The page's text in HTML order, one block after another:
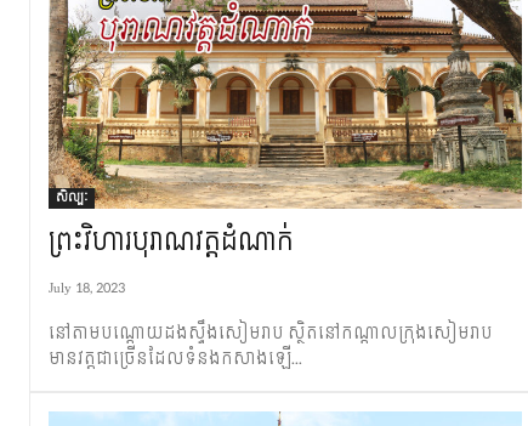
សិល្បៈ
ព្រះវិហារបុរាណវត្តដំណាក់
July 18, 2023
នៅ​តាម​បណ្តោយ​ដង​ស្ទឹង​សៀមរាប ស្ថិត​នៅ​កណ្តាល​ក្រុង​សៀមរាប
មាន​វត្ត​ជាច្រើន​ដែល​ទំនង​​​កសាង​ឡើ...